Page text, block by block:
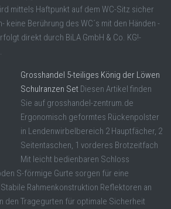
mittels Haftpunkt auf dem WC-Sitz sicher
Berührung des WC´s mit den Händen -
direkt durch BiLA GmbH & Co. KG!-
Grosshandel 5-teiliges König der Löwen
Schulranzen Set Diesen Artikel finden
Sie auf grosshandel-zentrum.de
Ergonomisch geformtes Rückenpolster
in Lendenwirbelbereich 2 Hauptfächer, 2
Seitentaschen, 1 vorderes Brotzeitfach
Mit leicht bedienbaren Schloss
S-förmige Gurte sorgen für eine
Rahmenkonstruktion Reflektoren an
den Tragegurten für optimale Sicherheit